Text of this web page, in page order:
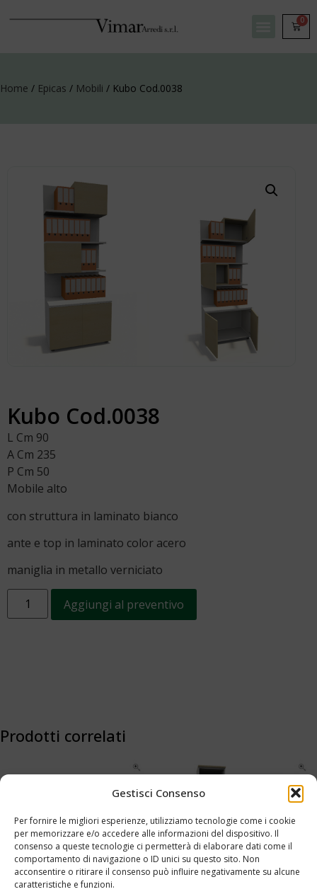
Gestisci Consenso
Per fornire le migliori esperienze, utilizziamo tecnologie come i cookie
per memorizzare e/o accedere alle informazioni del dispositivo. Il
consenso a queste tecnologie ci permetterà di elaborare dati come il
comportamento di navigazione o ID unici su questo sito. Non
acconsentire o ritirare il consenso può influire negativamente su alcune
caratteristiche e funzioni.
0
Home / Epicas / Mobili / Kubo Cod.0038
Kubo Cod.0038
L Cm 90
A Cm 235
P Cm 50
Mobile alto
con struttura in laminato bianco
ante e top in laminato color acero
maniglia in metallo verniciato
Aggiungi al preventivo
Prodotti correlati
Server cassettiera Cod.0018